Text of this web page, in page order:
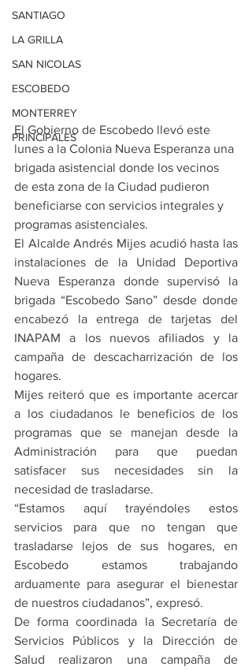
SANTIAGO
LA GRILLA
SAN NICOLAS
ESCOBEDO
MONTERREY
PRINCIPALES
El Gobierno de Escobedo llevó este
lunes a la Colonia Nueva Esperanza una
brigada asistencial donde los vecinos
de esta zona de la Ciudad pudieron
beneficiarse con servicios integrales y
programas asistenciales.
El Alcalde Andrés Mijes acudió hasta las
instalaciones de la Unidad Deportiva
Nueva Esperanza donde supervisó la
brigada “Escobedo Sano” desde donde
encabezó la entrega de tarjetas del
INAPAM a los nuevos afiliados y la
campaña de descacharrización de los
hogares.
Mijes reiteró que es importante acercar
a los ciudadanos le beneficios de los
programas que se manejan desde la
Administración para que puedan
satisfacer sus necesidades sin la
necesidad de trasladarse.
“Estamos aquí trayéndoles estos
servicios para que no tengan que
trasladarse lejos de sus hogares, en
Escobedo estamos trabajando
arduamente para asegurar el bienestar
de nuestros ciudadanos”, expresó.
De forma coordinada la Secretaría de
Servicios Públicos y la Dirección de
Salud realizaron una campaña de